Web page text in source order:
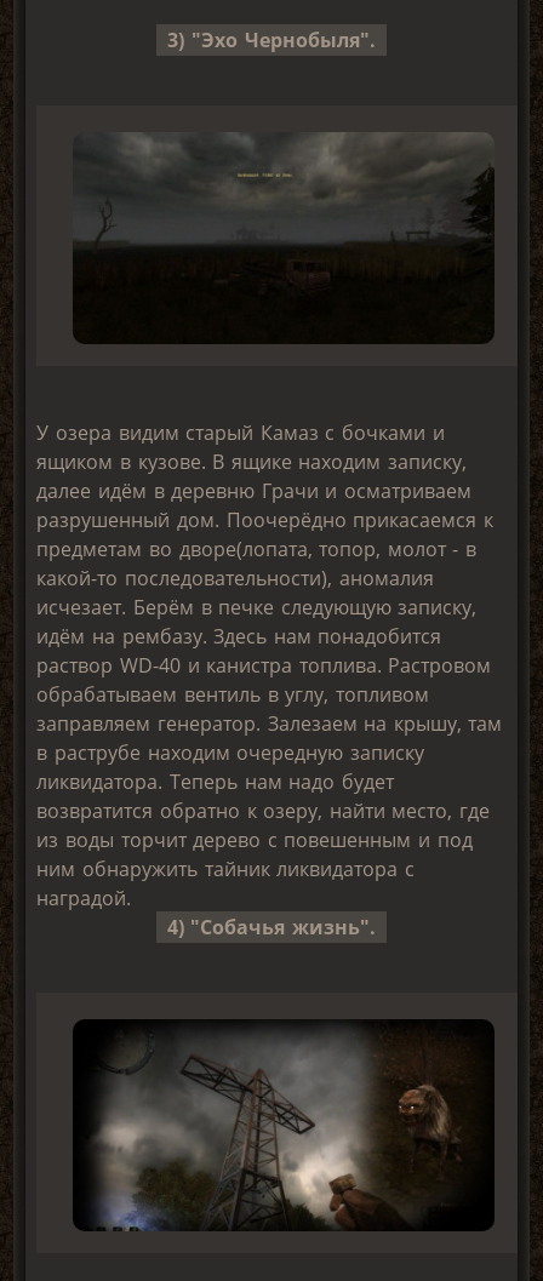
3) "Эхо Чернобыля".
У озера видим старый Камаз с бочками и
ящиком в кузове. В ящике находим записку,
далее идём в деревню Грачи и осматриваем
разрушенный дом. Поочерёдно прикасаемся к
предметам во дворе(лопата, топор, молот - в
какой-то последовательности), аномалия
исчезает. Берём в печке следующую записку,
идём на рембазу. Здесь нам понадобится
раствор WD-40 и канистра топлива. Растровом
обрабатываем вентиль в углу, топливом
заправляем генератор. Залезаем на крышу, там
в раструбе находим очередную записку
ликвидатора. Теперь нам надо будет
возвратится обратно к озеру, найти место, где
из воды торчит дерево с повешенным и под
ним обнаружить тайник ликвидатора с
наградой.
4) "Собачья жизнь".